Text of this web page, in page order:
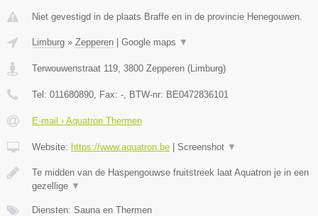
Niet gevestigd in de plaats Braffe en in de provincie Henegouwen.
Limburg » Zepperen | Google maps ▼
Terwouwenstraat 119 3800 Zepperen (Limburg)
Tel: 011680890 , Fax: - , BTW-nr: BE0472836101
E-mail › Aquatron Thermen
Website: https://www.aquatron.be | Screenshot ▼
Te midden van de Haspengouwse fruitstreek laat Aquatron je in een
gezellige ▼
Diensten: Sauna en Thermen